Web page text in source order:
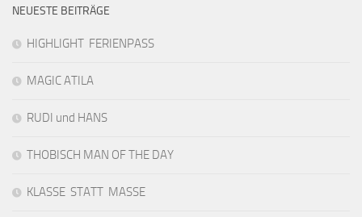
NEUESTE BEITRÄGE
HIGHLIGHT FERIENPASS
MAGIC ATILA
RUDI und HANS
THOBISCH MAN OF THE DAY
KLASSE STATT MASSE